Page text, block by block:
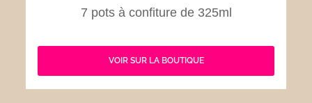
7 pots à confiture de 325ml
VOIR SUR LA BOUTIQUE